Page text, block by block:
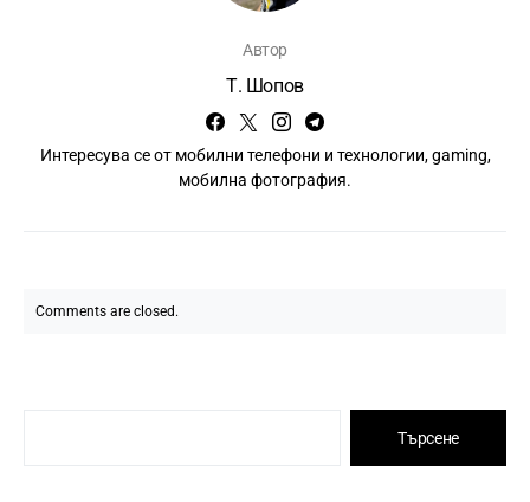
Автор
Т. Шопов
Интересува се от мобилни телефони и технологии, gaming,
мобилна фотография.
Comments are closed.
Търсене